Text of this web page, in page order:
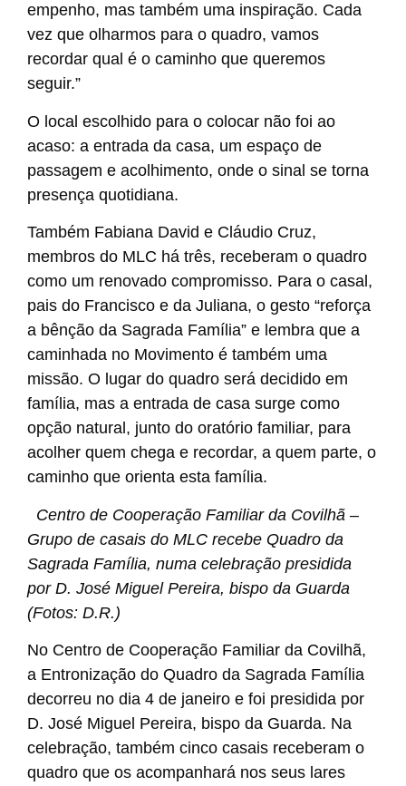
empenho, mas também uma inspiração. Cada
vez que olharmos para o quadro, vamos
recordar qual é o caminho que queremos
seguir.”
O local escolhido para o colocar não foi ao
acaso: a entrada da casa, um espaço de
passagem e acolhimento, onde o sinal se torna
presença quotidiana.
Também Fabiana David e Cláudio Cruz,
membros do MLC há três, receberam o quadro
como um renovado compromisso. Para o casal,
pais do Francisco e da Juliana, o gesto “reforça
a bênção da Sagrada Família” e lembra que a
caminhada no Movimento é também uma
missão. O lugar do quadro será decidido em
família, mas a entrada de casa surge como
opção natural, junto do oratório familiar, para
acolher quem chega e recordar, a quem parte, o
caminho que orienta esta família.
Centro de Cooperação Familiar da Covilhã –
Grupo de casais do MLC recebe Quadro da
Sagrada Família, numa celebração presidida
por D. José Miguel Pereira, bispo da Guarda
(Fotos: D.R.)
No Centro de Cooperação Familiar da Covilhã,
a Entronização do Quadro da Sagrada Família
decorreu no dia 4 de janeiro e foi presidida por
D. José Miguel Pereira, bispo da Guarda. Na
celebração, também cinco casais receberam o
quadro que os acompanhará nos seus lares